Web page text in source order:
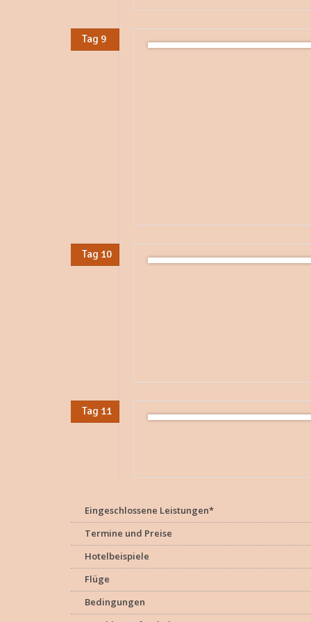
Tag 9
Tag 10
Tag 11
Eingeschlossene Leistungen*
Termine und Preise
Hotelbeispiele
Flüge
Bedingungen